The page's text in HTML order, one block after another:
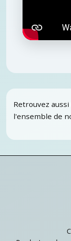
Retrouvez
l'ensemble de